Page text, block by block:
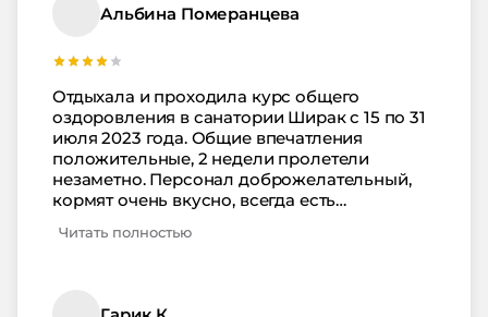
Альбина Померанцева
Отдыхала и проходила курс общего
оздоровления в санатории Ширак с 15 по 31
июля 2023 года. Общие впечатления
положительные, 2 недели пролетели
незаметно. Персонал доброжелательный,
кормят очень вкусно, всегда есть
родственниками, очень понравился бассейн
нюансов, которые не понравились, за что и
Читать полностью